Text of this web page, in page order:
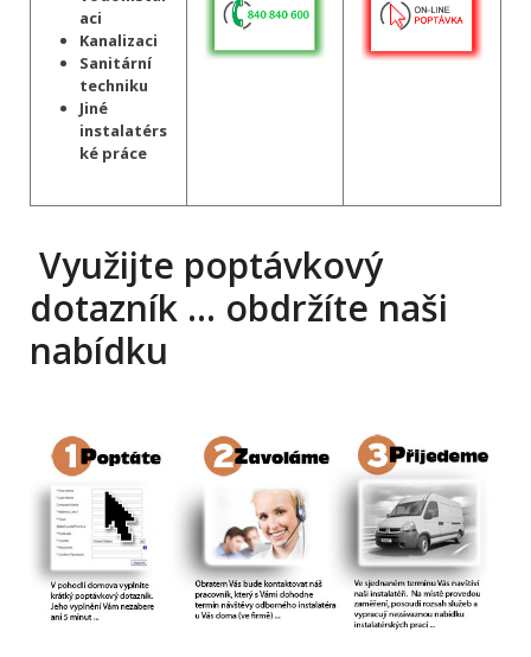
aci
Kanalizaci
Sanitární
techniku
Jiné
instalatérs
ké práce
Využijte poptávkový
dotazník … obdržíte naši
nabídku